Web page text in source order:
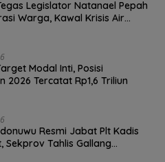
Legislator Natanael Pepah
Warga, Kawal Krisis Air
Modal Inti, Posisi
2026 Tercatat Rp1,6 Triliun
Resmi Jabat Plt Kadis
Sekprov Tahlis Gallang